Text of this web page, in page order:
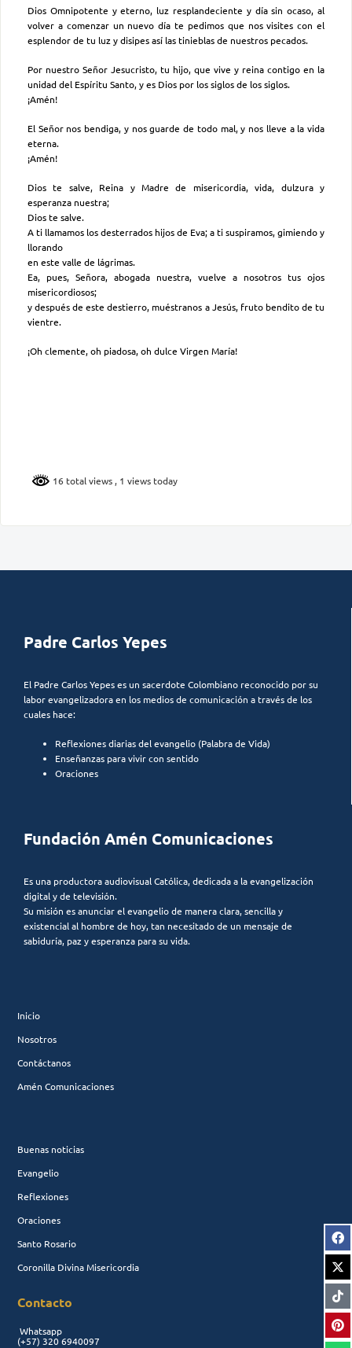
Dios Omnipotente y eterno, luz resplandeciente y día sin ocaso, al
volver a comenzar un nuevo día te pedimos que nos visites con el
esplendor de tu luz y disipes así las tinieblas de nuestros pecados.
Por nuestro Señor Jesucristo, tu hijo, que vive y reina contigo en la
unidad del Espíritu Santo, y es Dios por los siglos de los siglos.
¡Amén!
El Señor nos bendiga, y nos guarde de todo mal, y nos lleve a la vida
eterna.
¡Amén!
Dios te salve, Reina y Madre de misericordia, vida, dulzura y
esperanza nuestra;
Dios te salve.
A ti llamamos los desterrados hijos de Eva; a ti suspiramos, gimiendo y
llorando
en este valle de lágrimas.
Ea, pues, Señora, abogada nuestra, vuelve a nosotros tus ojos
misericordiosos;
y después de este destierro, muéstranos a Jesús, fruto bendito de tu
vientre.
¡Oh clemente, oh piadosa, oh dulce Virgen María!
16 total views , 1 views today
Padre Carlos Yepes
El Padre Carlos Yepes es un sacerdote Colombiano reconocido por su
labor evangelizadora en los medios de comunicación a través de los
cuales hace:
Reflexiones diarias del evangelio (Palabra de Vida)
Enseñanzas para vivir con sentido
Oraciones
Fundación Amén Comunicaciones
Es una productora audiovisual Católica, dedicada a la evangelización
digital y de televisión.
Su misión es anunciar el evangelio de manera clara, sencilla y
existencial al hombre de hoy, tan necesitado de un mensaje de
sabiduría, paz y esperanza para su vida.
Inicio
Nosotros
Contáctanos
Amén Comunicaciones
Buenas noticias
Evangelio
Reflexiones
Oraciones
Santo Rosario
Coronilla Divina Misericordia
Contacto
Whatsapp
(+57) 320 6940097